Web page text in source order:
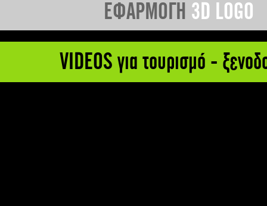
ΕΦΑΡΜΟΓΗ 3D LOGO
VIDEOS για τουρισμό -